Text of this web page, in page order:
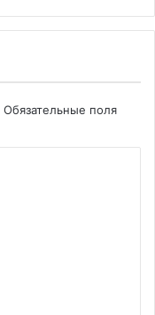
Обязательные поля